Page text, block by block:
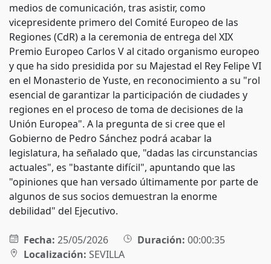
medios de comunicación, tras asistir, como
vicepresidente primero del Comité Europeo de las
Regiones (CdR) a la ceremonia de entrega del XIX
Premio Europeo Carlos V al citado organismo europeo
y que ha sido presidida por su Majestad el Rey Felipe VI
en el Monasterio de Yuste, en reconocimiento a su "rol
esencial de garantizar la participación de ciudades y
regiones en el proceso de toma de decisiones de la
Unión Europea". A la pregunta de si cree que el
Gobierno de Pedro Sánchez podrá acabar la
legislatura, ha señalado que, "dadas las circunstancias
actuales", es "bastante difícil", apuntando que las
"opiniones que han versado últimamente por parte de
algunos de sus socios demuestran la enorme
debilidad" del Ejecutivo.
Fecha: 25/05/2026 Duración: 00:00:35
Localización: SEVILLA